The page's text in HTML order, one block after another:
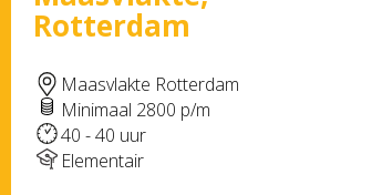
Rotterdam
Maasvlakte Rotterdam
Minimaal 2800 p/m
40 - 40 uur
Elementair